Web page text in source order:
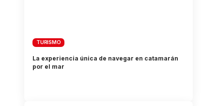
TURISMO
La experiencia única de navegar en catamarán
por el mar